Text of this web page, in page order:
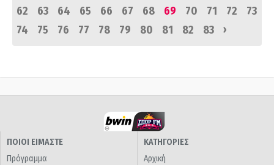
62
63 64 65 66 67 68 69 70 71 72
73
74
75 76 77 78 79 80 81 82 83 ›
ΠΟΙΟΙ ΕΙΜΑΣΤΕ
Πρόγραμμα
ΚΑΤΗΓΟΡΙΕΣ
Αρχική